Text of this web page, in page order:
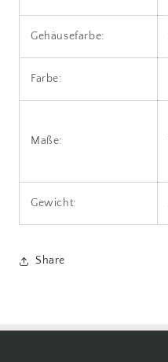
Gehäusefarbe:
Farbe:
Maße:
Gewicht:
Share